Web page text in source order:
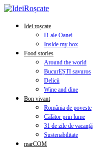
Idei roșcate
D-ale Oanei
Inside my box
Food stories
Around the world
BucurEȘTI savuros
Delicii
Wine and dine
Bon vivant
România de poveste
Călător prin lume
31 de zile de vacanță
Sustenabilitate
marCOM